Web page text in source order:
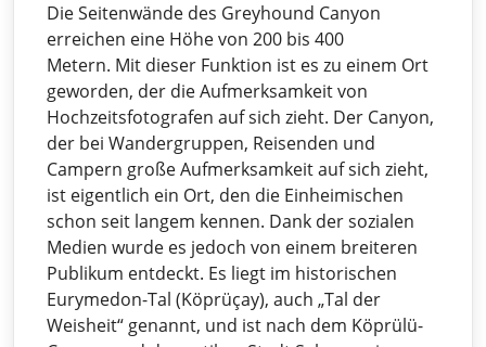
Die Seitenwände des Greyhound Canyon
erreichen eine Höhe von 200 bis 400
Metern. Mit dieser Funktion ist es zu einem Ort
geworden, der die Aufmerksamkeit von
Hochzeitsfotografen auf sich zieht. Der Canyon,
der bei Wandergruppen, Reisenden und
Campern große Aufmerksamkeit auf sich zieht,
ist eigentlich ein Ort, den die Einheimischen
schon seit langem kennen. Dank der sozialen
Medien wurde es jedoch von einem breiteren
Publikum entdeckt. Es liegt im historischen
Eurymedon-Tal (Köprüçay), auch „Tal der
Weisheit“ genannt, und ist nach dem Köprülü-